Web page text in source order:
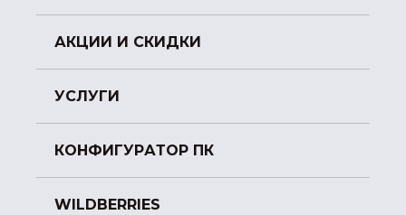
АКЦИИ И СКИДКИ
УСЛУГИ
КОНФИГУРАТОР ПК
WILDBERRIES